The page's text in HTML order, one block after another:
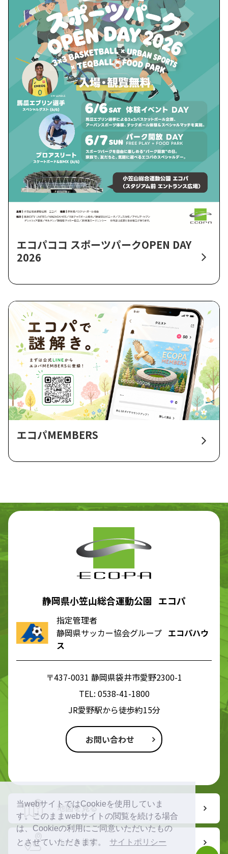
当webサイトではCookieを使用していま
す。このままwebサイトの閲覧を続ける場合
は、Cookieの利用にご同意いただいたもの
とさせていただきます。
サイトポリシー
エコパココ スポーツパークOPEN DAY
2026
エコパMEMBERS
静岡県小笠山総合運動公園 エコパ
指定管理者
静岡県サッカー協会グループ エコパハウ
ス
〒437-0031 静岡県袋井市愛野2300-1
TEL: 0538-41-1800
JR愛野駅から徒歩約15分
お問い合わせ
地図を見る
ルート検索